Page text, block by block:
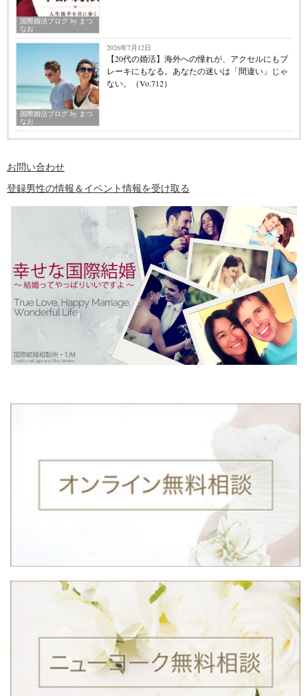
国際婚活ブログ by まつ
なお
国際婚活ブログ by まつ
なお
2026年7月12日
【20代の婚活】海外への憧れが、アクセルにもブ
レーキにもなる。あなたの迷いは「間違い」じゃ
ない。（Vo.712）
お問い合わせ
登録男性の情報＆イベント情報を受け取る